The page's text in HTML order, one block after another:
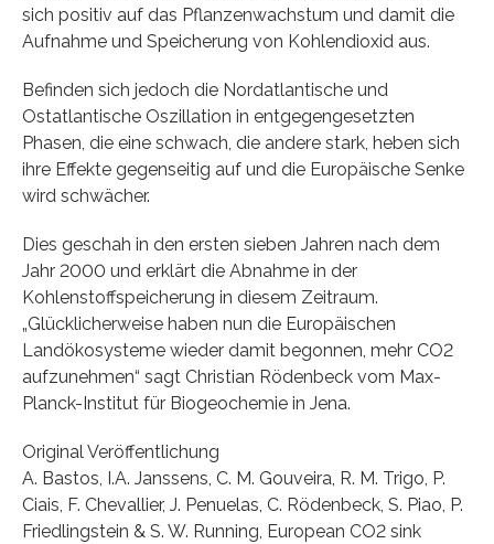
sich positiv auf das Pflanzenwachstum und damit die
Aufnahme und Speicherung von Kohlendioxid aus.
Befinden sich jedoch die Nordatlantische und
Ostatlantische Oszillation in entgegengesetzten
Phasen, die eine schwach, die andere stark, heben sich
ihre Effekte gegenseitig auf und die Europäische Senke
wird schwächer.
Dies geschah in den ersten sieben Jahren nach dem
Jahr 2000 und erklärt die Abnahme in der
Kohlenstoffspeicherung in diesem Zeitraum.
„Glücklicherweise haben nun die Europäischen
Landökosysteme wieder damit begonnen, mehr CO2
aufzunehmen“ sagt Christian Rödenbeck vom Max-
Planck-Institut für Biogeochemie in Jena.
Original Veröffentlichung
A. Bastos, I.A. Janssens, C. M. Gouveira, R. M. Trigo, P.
Ciais, F. Chevallier, J. Penuelas, C. Rödenbeck, S. Piao, P.
Friedlingstein & S. W. Running, European CO2 sink